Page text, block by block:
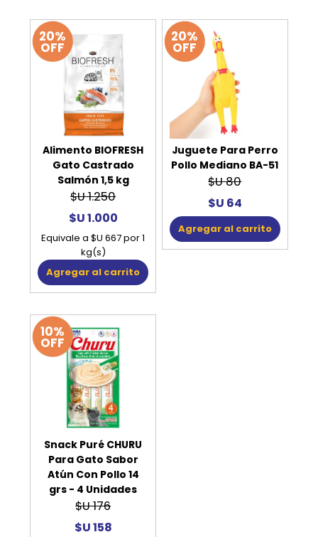
20%
OFF
Alimento BIOFRESH
Gato Castrado
Salmón 1,5 kg
$U 1.250
$U 1.000
Equivale a $U 667 por 1
kg(s)
Agregar al carrito
20%
OFF
Juguete Para Perro
Pollo Mediano BA-51
$U 80
$U 64
Agregar al carrito
10%
OFF
Snack Puré CHURU
Para Gato Sabor
Atún Con Pollo 14
grs - 4 Unidades
$U 176
$U 158